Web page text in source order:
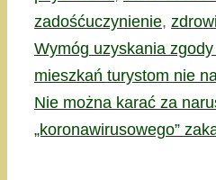
zadośćuczynienie,
Wymóg uzyskania
mieszkań turystom nie
Nie można karać za
„koronawirusowego”